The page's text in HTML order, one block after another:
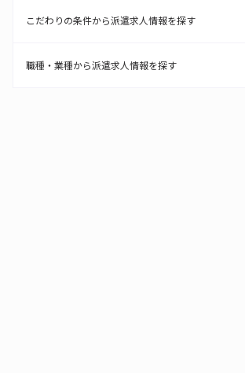
こだわりの条件から派遣求人情報を探す
職種・業種から派遣求人情報を探す